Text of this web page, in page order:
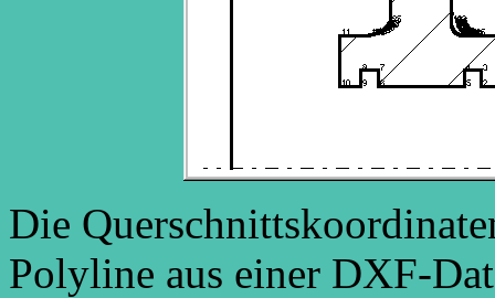
Die
Polyline aus einer DXF-